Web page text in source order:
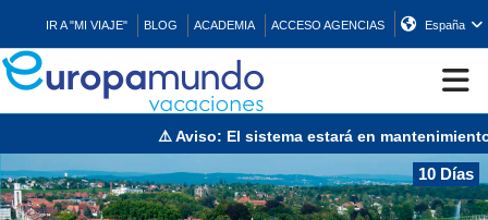
IR A "MI VIAJE" BLOG ACADEMIA ACCESO AGENCIAS España
CRUCEROS
EUROPA
⚠️ Aviso: El sistema estará en mantenimiento
10 Días